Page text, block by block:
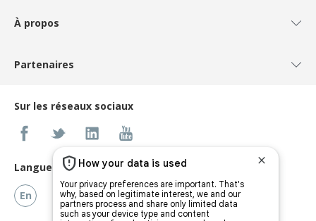
À propos
Partenaires
Sur les réseaux sociaux
Langues
En